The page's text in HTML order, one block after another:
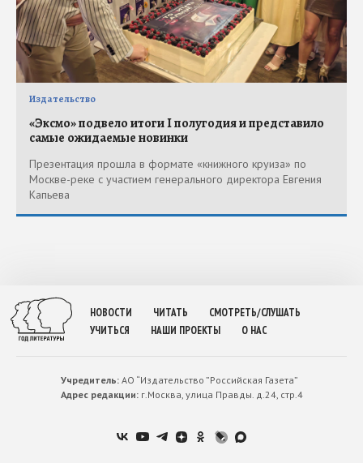
Издательство
«Эксмо» подвело итоги I полугодия и представило
самые ожидаемые новинки
Презентация прошла в формате «книжного круиза» по
Москве-реке с участием генерального директора Евгения
Капьева
НОВОСТИ ЧИТАТЬ
СМОТРЕТЬ/СЛУШАТЬ
УЧИТЬСЯ
НАШИ ПРОЕКТЫ О НАС
Учредитель:АО “Издательство ”Российская Газета”
Адрес редакции:г.Москва, улица Правды. д.24, стр.4